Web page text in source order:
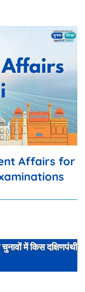
Affairs for
में किस दक्षिणपंथी